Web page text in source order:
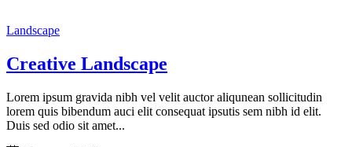
Landscape
Creative Landscape
Lorem ipsum gravida nibh vel velit auctor aliqunean sollicitudin
lorem quis bibendum auci elit consequat ipsutis sem nibh id elit.
Duis sed odio sit amet...